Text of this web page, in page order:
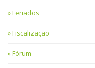
Feriados
Fiscalização
Fórum